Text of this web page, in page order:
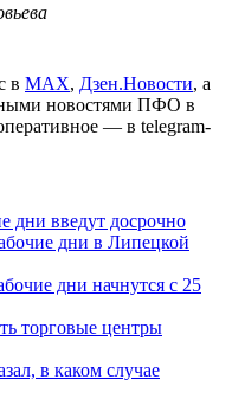
в МАХ, Дзен.Новости, а
новостями ПФО в
— в telegram-
дни введут досрочно
дни в Липецкой
дни начнутся с 25
торговые центры
в каком случае